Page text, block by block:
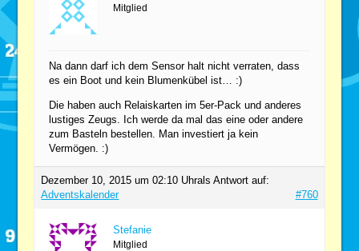
Mitglied
Na dann darf ich dem Sensor halt nicht verraten, dass
es ein Boot und kein Blumenkübel ist… :)
Die haben auch Relaiskarten im 5er-Pack und anderes
lustiges Zeugs. Ich werde da mal das eine oder andere
zum Basteln bestellen. Man investiert ja kein
Vermögen. :)
Dezember 10, 2015 um 02:10 Uhrals Antwort auf:
Adventskalender
#760
Stefanie
Mitglied